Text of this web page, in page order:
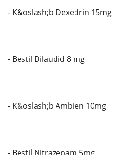
- K&oslash;b Dexedrin 15mg
- Bestil Dilaudid 8 mg
- K&oslash;b Ambien 10mg
- Bestil Nitrazepam 5mg